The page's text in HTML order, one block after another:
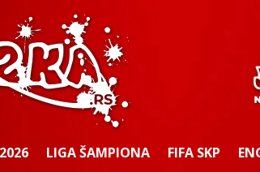
LIGA ŠAMPIONA FIFA SKP